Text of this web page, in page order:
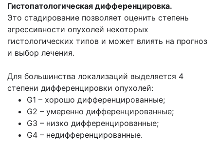
Гистопатологическая дифференцировка.
Это стадирование позволяет оценить степень
агрессивности опухолей некоторых
гистологических типов и может влиять на прогноз
и выбор лечения.
Для большинства локализаций выделяется 4
степени дифференцировки опухолей:
G1 – хорошо дифференцированные;
G2 – умеренно дифференцированные;
G3 – низко дифференцированные;
G4 – недифференцированные.